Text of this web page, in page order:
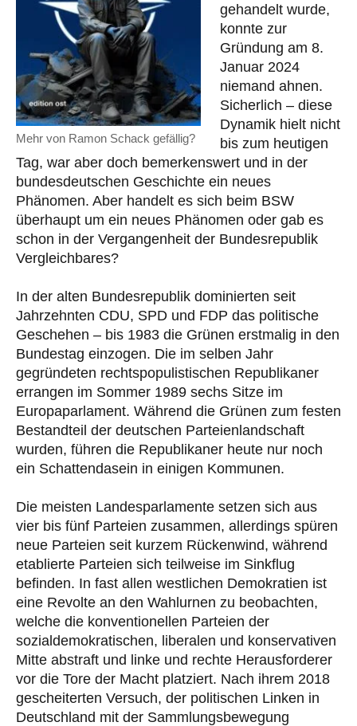
Mehr von Ramon Schack gefällig?
gehandelt wurde,
konnte zur
Gründung am 8.
Januar 2024
niemand ahnen.
Sicherlich – diese
Dynamik hielt nicht
bis zum heutigen
Tag, war aber doch bemerkenswert und in der
bundesdeutschen Geschichte ein neues
Phänomen. Aber handelt es sich beim BSW
überhaupt um ein neues Phänomen oder gab es
schon in der Vergangenheit der Bundesrepublik
Vergleichbares?
In der alten Bundesrepublik dominierten seit
Jahrzehnten CDU, SPD und FDP das politische
Geschehen – bis 1983 die Grünen erstmalig in den
Bundestag einzogen. Die im selben Jahr
gegründeten rechtspopulistischen Republikaner
errangen im Sommer 1989 sechs Sitze im
Europaparlament. Während die Grünen zum festen
Bestandteil der deutschen Parteienlandschaft
wurden, führen die Republikaner heute nur noch
ein Schattendasein in einigen Kommunen.
Die meisten Landesparlamente setzen sich aus
vier bis fünf Parteien zusammen, allerdings spüren
neue Parteien seit kurzem Rückenwind, während
etablierte Parteien sich teilweise im Sinkflug
befinden. In fast allen westlichen Demokratien ist
eine Revolte an den Wahlurnen zu beobachten,
welche die konventionellen Parteien der
sozialdemokratischen, liberalen und konservativen
Mitte abstraft und linke und rechte Herausforderer
vor die Tore der Macht platziert. Nach ihrem 2018
gescheiterten Versuch, der politischen Linken in
Deutschland mit der Sammlungsbewegung